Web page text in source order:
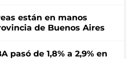
están en manos
de Buenos Aires
pasó de 1,8% a 2,9% en